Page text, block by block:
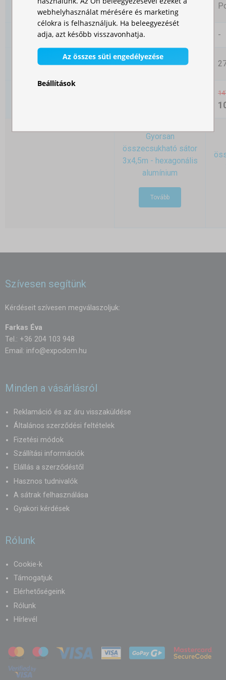
kezelése
Eloxált alumínium
38,8kg -
Teljes súly (oldalfalak
-
Gyorsan
összecsukható sátor
3x4,5m - hexagonális
alumínium
Tovább
Szívesen segítünk
Kérdéseit szívesen megválaszoljuk:
Farkas Éva
Tel.: +36 204 103 948
Email: info@expodom.hu
Minden a vásárlásról
Reklamáció és az áru visszaküldése
Általános szerződési feltételek
Fizetési módok
Szállítási információk
Elállás a szerződéstől
Hasznos tudnivalók
A sátrak felhasználása
Gyakori kérdések
Rólunk
Cookie-k
Támogatjuk
Elérhetőségeink
Rólunk
Hírlevél
webhelyhasználat mérésére és marketing
célokra is felhasználjuk. Ha beleegyezését
adja, azt később visszavonhatja.
Az összes süti engedélyezése
Beállítások